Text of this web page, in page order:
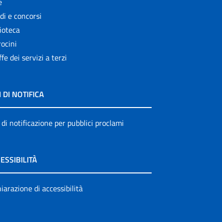
e concorsi
dei servizi a terzi
DI NOTIFICA
notificazione per pubblici proclami
di accessibilità